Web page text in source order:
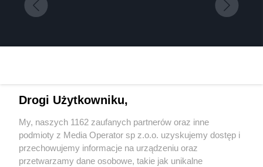
temacie Parku Repeckiego. Kolejne petycje za
rezerwatem i konferencja przeciwko niemu
Wydawca mediów lokalnych
Drogi Użytkowniku,
My, naszych 1162 zaufanych partnerów oraz inne
podmioty z Media Operator sp z.o.o. uzyskujemy dostęp i
przechowujemy informacje na urządzeniu oraz
przetwarzamy dane osobowe, takie jak unikalne